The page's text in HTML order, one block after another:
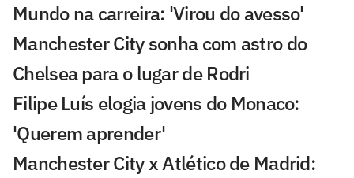
Mundo na carreira: 'Virou do avesso'
Manchester City sonha com astro do
Chelsea para o lugar de Rodri
Filipe Luís elogia jovens do Monaco:
'Querem aprender'
Manchester City x Atlético de Madrid: